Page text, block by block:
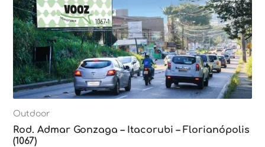
Outdoor
Rod. Admar Gonzaga – Itacorubi – Florianópolis
(1067)